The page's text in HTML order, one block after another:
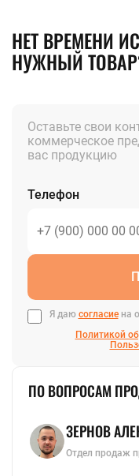
НЕТ ВРЕМЕНИ
НУЖНЫЙ
Оставьте свои
коммерческое
вас продукцию
Телефон
Я даю согласиена
Политикой
ПО ВОПРОСАМ
ЗЕРНОВ
Отдел продаж